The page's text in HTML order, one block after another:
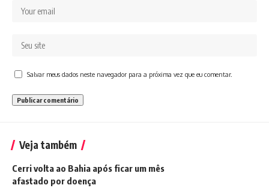
Salvar meus dados neste navegador para a próxima vez que eu comentar.
Veja também
Cerri volta ao Bahia após ficar um mês
afastado por doença